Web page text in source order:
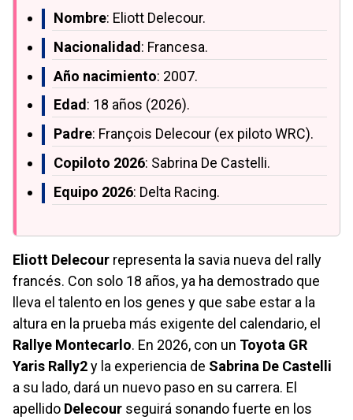
Nombre: Eliott Delecour.
Nacionalidad : Francesa.
Año nacimiento: 2007.
Edad: 18 años (2026).
Padre: François Delecour (ex piloto WRC).
Copiloto 2026: Sabrina De Castelli.
Equipo 2026: Delta Racing.
Eliott Delecour representa la savia nueva del rally
francés. Con solo 18 años, ya ha demostrado que
lleva el talento en los genes y que sabe estar a la
altura en la prueba más exigente del calendario, el
Rallye Montecarlo. En 2026, con un Toyota GR
Yaris Rally2y la experiencia de Sabrina De Castelli
a su lado, dará un nuevo paso en su carrera. El
apellido Delecour seguirá sonando fuerte en los